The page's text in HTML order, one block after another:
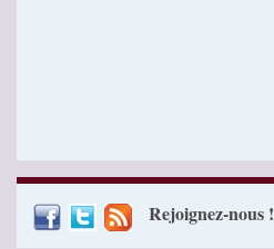
Rejoignez-nous !